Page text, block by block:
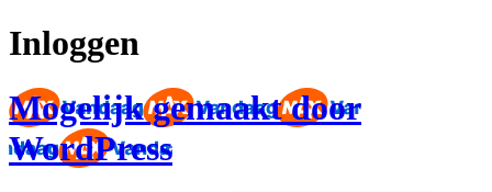
Inloggen
Mogelijk gemaakt door
WordPress